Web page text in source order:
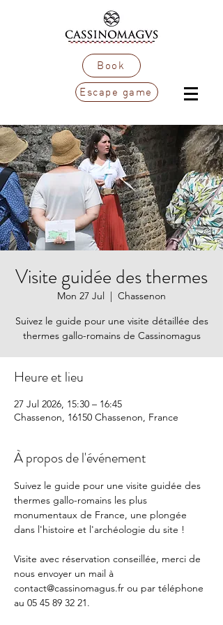
Book
Escape game
Visite guidée des thermes
Mon 27 Jul
  |
Chassenon
Suivez le guide pour une visite détaillée des
thermes gallo-romains de Cassinomagus
Heure et lieu
27 Jul 2026, 15:30 – 16:45
Chassenon, 16150 Chassenon, France
À propos de l'événement
Suivez le guide pour une visite guidée des
thermes gallo-romains les plus
monumentaux de France, une plongée
dans l'histoire et l'archéologie du site !
Visite avec réservation conseillée, merci de
nous envoyer un mail à
contact@cassinomagus.fr ou par téléphone
au 05 45 89 32 21.